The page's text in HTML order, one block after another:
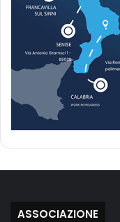
ASSOCIAZIONE